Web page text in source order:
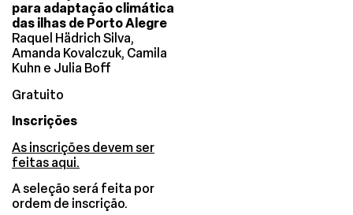
para adaptação climática
das ilhas de Porto Alegre
Raquel Hädrich Silva,
Amanda Kovalczuk, Camila
Kuhn e Julia Boff
Gratuito
Inscrições
As inscrições devem ser
feitas aqui.
A seleção será feita por
ordem de inscrição.